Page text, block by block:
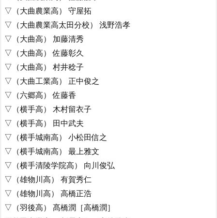
▽（大曲農業高） 守屋拓
▽（大曲農業高太田分校） 浅野浩孝
▽（大曲高） 加藤清秀
▽（大曲高） 佐藤彰久
▽（大曲高） 村井稔子
▽（大曲工業高） 正中俊之
▽（六郷高） 佐藤香
▽（横手高） 木村留衣子
▽（横手高） 田中武夫
▽（横手城南高） 小松田信之
▽（横手城南高） 最上雅文
▽（横手清陵学院高） 向川俊弘
▽（雄物川高） 有賀秀仁
▽（雄物川高） 高橋正浩
▽（羽後高） 髙橋潤［高橋潤］